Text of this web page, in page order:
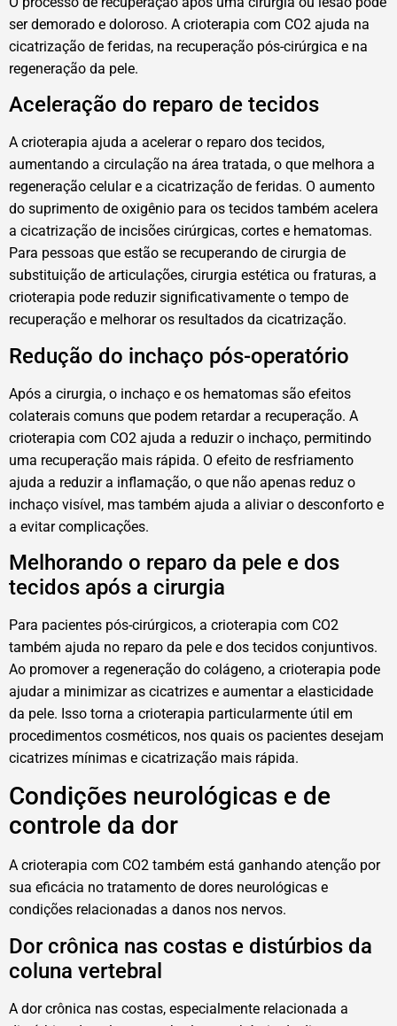
ser demorado e doloroso. A crioterapia com CO2 ajuda na
cicatrização de feridas, na recuperação pós-cirúrgica e na
regeneração da pele.
Aceleração do reparo de tecidos
A crioterapia ajuda a acelerar o reparo dos tecidos,
aumentando a circulação na área tratada, o que melhora a
regeneração celular e a cicatrização de feridas. O aumento
do suprimento de oxigênio para os tecidos também acelera
a cicatrização de incisões cirúrgicas, cortes e hematomas.
Para pessoas que estão se recuperando de cirurgia de
substituição de articulações, cirurgia estética ou fraturas, a
crioterapia pode reduzir significativamente o tempo de
recuperação e melhorar os resultados da cicatrização.
Redução do inchaço pós-operatório
Após a cirurgia, o inchaço e os hematomas são efeitos
colaterais comuns que podem retardar a recuperação. A
crioterapia com CO2 ajuda a reduzir o inchaço, permitindo
uma recuperação mais rápida. O efeito de resfriamento
ajuda a reduzir a inflamação, o que não apenas reduz o
inchaço visível, mas também ajuda a aliviar o desconforto e
a evitar complicações.
Melhorando o reparo da pele e dos
tecidos após a cirurgia
Para pacientes pós-cirúrgicos, a crioterapia com CO2
também ajuda no reparo da pele e dos tecidos conjuntivos.
Ao promover a regeneração do colágeno, a crioterapia pode
ajudar a minimizar as cicatrizes e aumentar a elasticidade
da pele. Isso torna a crioterapia particularmente útil em
procedimentos cosméticos, nos quais os pacientes desejam
cicatrizes mínimas e cicatrização mais rápida.
Condições neurológicas e de
controle da dor
A crioterapia com CO2 também está ganhando atenção por
sua eficácia no tratamento de dores neurológicas e
condições relacionadas a danos nos nervos.
Dor crônica nas costas e distúrbios da
coluna vertebral
A dor crônica nas costas, especialmente relacionada a